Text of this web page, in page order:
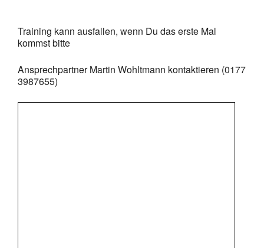
Training kann ausfallen, wenn Du das erste Mal
kommst bitte
Ansprechpartner Martin Wohltmann kontaktieren (0177
3987655)